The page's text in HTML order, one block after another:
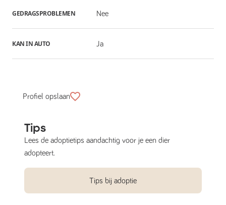
GEDRAGSPROBLEMEN Nee
KAN IN AUTO Ja
Profiel opslaan
Tips
Lees de adoptietips aandachtig voor je een dier
adopteert.
Tips bij adoptie